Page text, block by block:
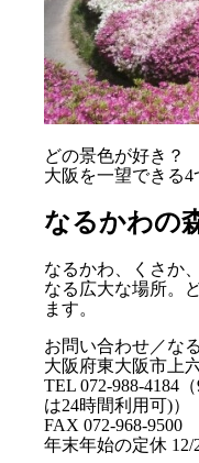
どの景色が好き？
大阪を一望できる4
なるかわの
なるかわ、くさか
なる広大な場所。
ます。
お問い合わせ／な
大阪府東大阪市上
TEL 072-988-4184
は24時間利用可)）
FAX 072-968-9500
年末年始の定休 12/